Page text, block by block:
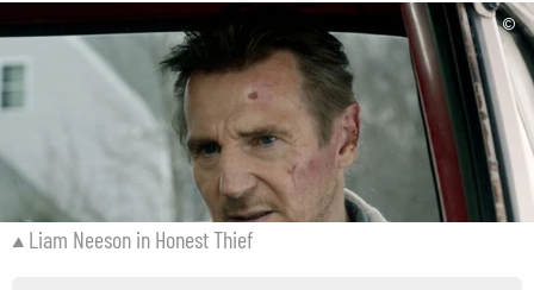
©
Liam Neeson in Honest Thief